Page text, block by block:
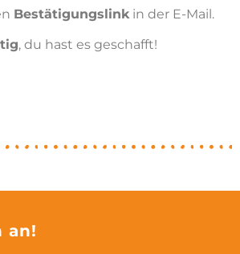
Bestätigungslinkin der E-Mail.
, du hast es geschafft!
an!